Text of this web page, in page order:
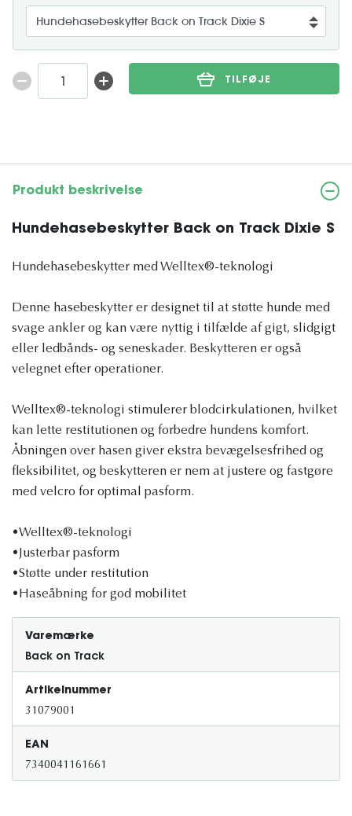
TILFØJE
Produkt beskrivelse
Hundehasebeskytter Back on Track Dixie S
Hundehasebeskytter med Welltex®-teknologi
Denne hasebeskytter er designet til at støtte hunde med
svage ankler og kan være nyttig i tilfælde af gigt, slidgigt
eller ledbånds- og seneskader. Beskytteren er også
velegnet efter operationer.
Welltex®-teknologi stimulerer blodcirkulationen, hvilket
kan lette restitutionen og forbedre hundens komfort.
Åbningen over hasen giver ekstra bevægelsesfrihed og
fleksibilitet, og beskytteren er nem at justere og fastgøre
med velcro for optimal pasform.
•Welltex®-teknologi
•Justerbar pasform
•Støtte under restitution
•Haseåbning for god mobilitet
Varemærke
Back on Track
Artikelnummer
31079001
EAN
7340041161661